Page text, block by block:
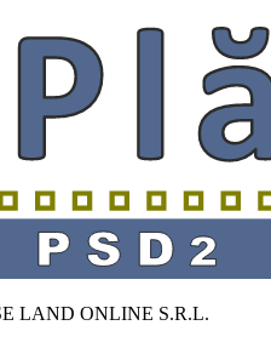
LAND ONLINE S.R.L.